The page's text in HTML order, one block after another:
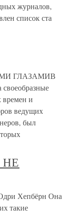
журналов,
список ста
ГЛАЗАМИВ
своеобразные
и
ведущих
был
Хепбёрн Она
такие